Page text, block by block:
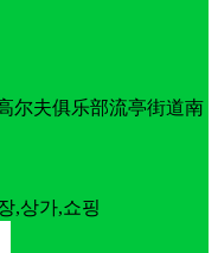
尔夫俱乐部流亭街道南
,상가,쇼핑